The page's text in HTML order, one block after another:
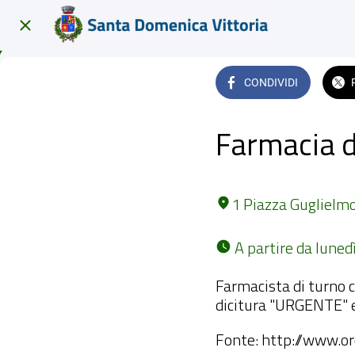
CONDIVIDI
Farmacia
1 Piazza
A partire da
Farmacista di turno
dicitura
Fonte: http://